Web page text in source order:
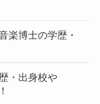
楽博士の学歴・
・出身校や